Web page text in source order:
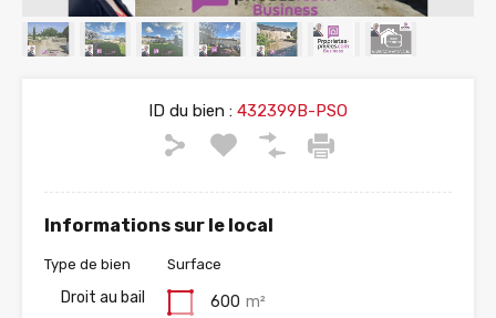
ID du bien : 432399B-PSO
Informations sur le local
Type de bien
Droit au bail
Surface
600 m²